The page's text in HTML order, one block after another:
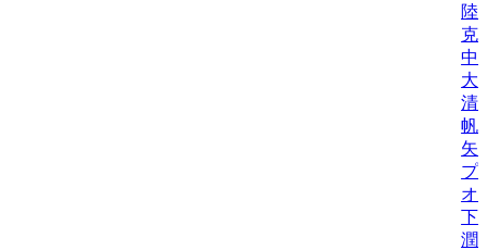
陸
克
中
大
清
帆/
矢
プ
オ
下
潤/